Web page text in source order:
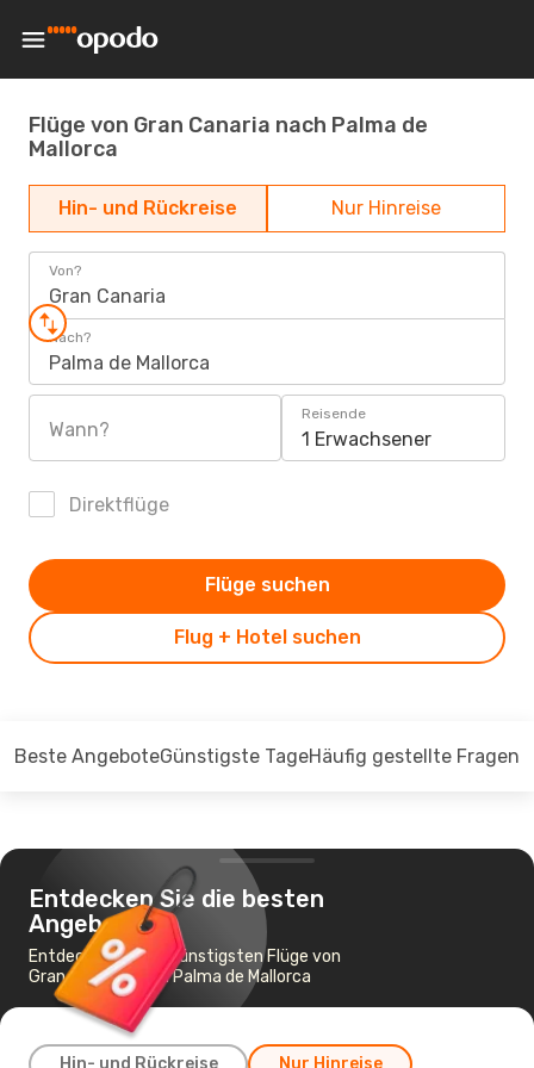
Flüge von Gran Canaria nach Palma de
Mallorca
Hin- und Rückreise Nur Hinreise
Von?
Gran Canaria
Nach?
Palma de Mallorca
Wann?
Reisende
1 Erwachsener
Direktflüge
Flug + Hotel suchen
Flüge suchen
Beste AngeboteGünstigste TageHäufig gestellte Fragen
Entdecken Sie die besten
Angebote
Entdecken Sie die günstigsten Flüge von
Gran Canaria nach Palma de Mallorca
Hin- und Rückreise Nur Hinreise